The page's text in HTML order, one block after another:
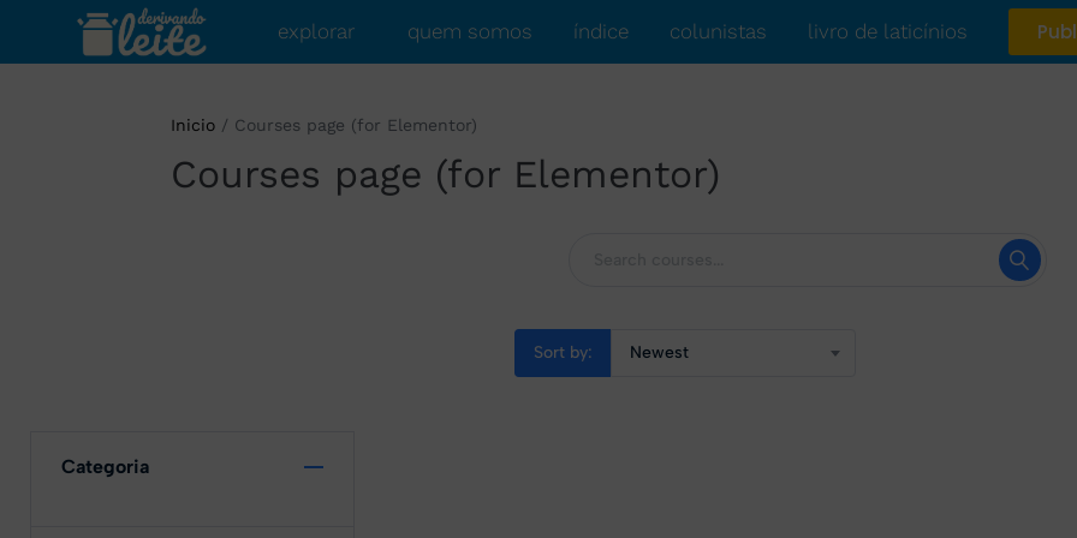
explorar quem somos índice colunistas livro de laticínios
Inicio / Courses page (for Elementor)
Courses page (for Elementor)
Sort by: Newest
Categoria